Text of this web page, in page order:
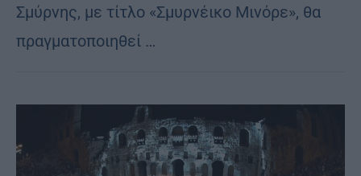
Σμύρνης, με τίτλο «Σμυρνέικο Μινόρε», θα
πραγματοποιηθεί …